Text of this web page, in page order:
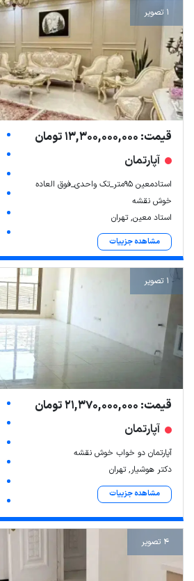
1 تصویر
قیمت: 13,300,000,000 تومان
آپارتمان
استادمعین 95متر_تک واحدی_فوق العاده
خوش نقشه
استاد معین, تهران
مشاهده جزییات
1 تصویر
قیمت: 21,370,000,000 تومان
آپارتمان
آپارتمان دو خواب خوش نقشه
دکتر هوشیار, تهران
مشاهده جزییات
4 تصویر